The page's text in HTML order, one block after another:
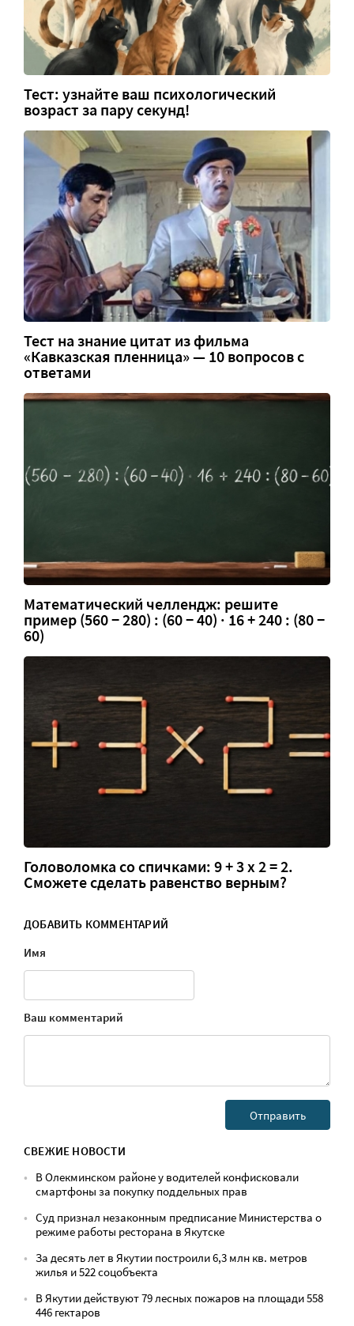
Тест: узнайте ваш психологический
возраст за пару секунд!
Тест на знание цитат из фильма
«Кавказская пленница» — 10 вопросов с
ответами
Математический челлендж: решите
пример (560 − 280) : (60 − 40) · 16 + 240 : (80 −
60)
Головоломка со спичками: 9 + 3 х 2 = 2.
Сможете сделать равенство верным?
ДОБАВИТЬ КОММЕНТАРИЙ
Имя
Ваш комментарий
СВЕЖИЕ НОВОСТИ
В Олекминском районе у водителей конфисковали
смартфоны за покупку поддельных прав
Суд признал незаконным предписание Министерства о
режиме работы ресторана в Якутске
За десять лет в Якутии построили 6,3 млн кв. метров
жилья и 522 соцобъекта
В Якутии действуют 79 лесных пожаров на площади 558
446 гектаров